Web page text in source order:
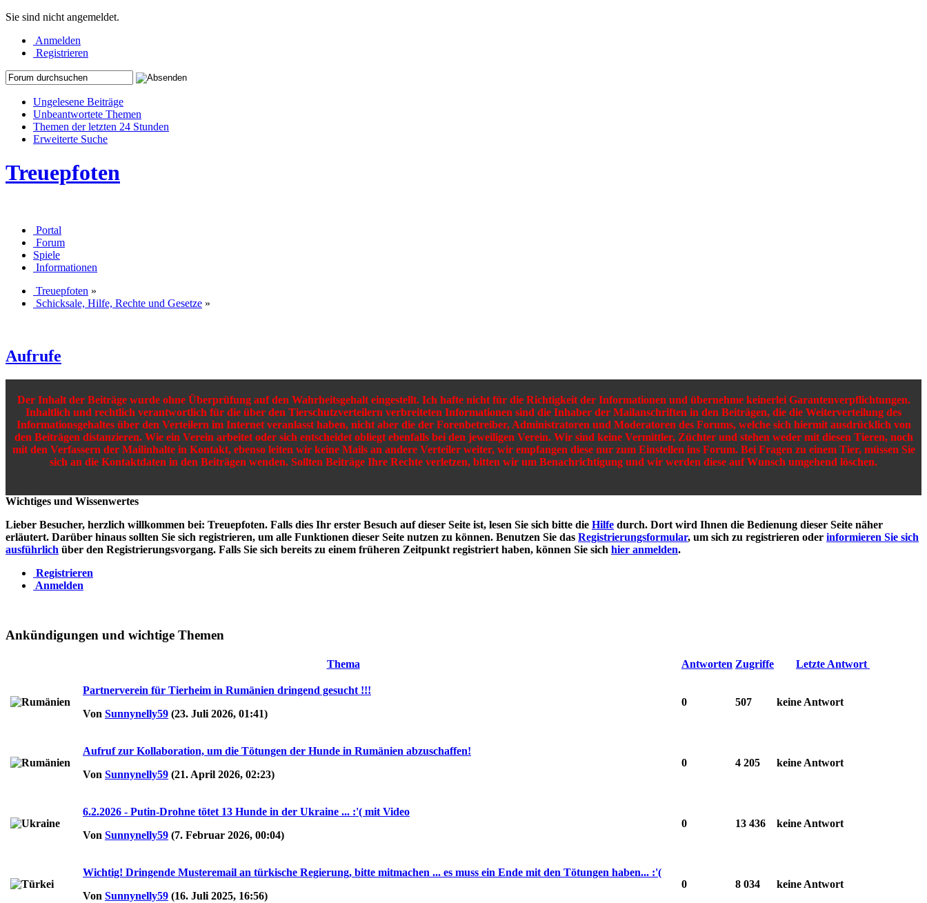
Sie sind nicht angemeldet.
Anmelden
Registrieren
Ungelesene Beiträge
Unbeantwortete Themen
Themen der letzten 24 Stunden
Erweiterte Suche
Treuepfoten
Portal
Forum
Spiele
Informationen
Treuepfoten »
Schicksale, Hilfe, Rechte und Gesetze »
Aufrufe
Der Inhalt der Beiträge wurde ohne Überprüfung auf den Wahrheitsgehalt eingestellt. Ich hafte nicht für die Richtigkeit der Informationen und übernehme keinerlei Garantenverpflichtungen.
Inhaltlich und rechtlich verantwortlich für die über den Tierschutzverteilern verbreiteten Informationen sind die Inhaber der Mailanschriften in den Beiträgen, die die Weiterverteilung des
Informationsgehaltes über den Verteilern im Internet veranlasst haben, nicht aber die der Forenbetreiber, Administratoren und Moderatoren des Forums, welche sich hiermit ausdrücklich von
den Beiträgen distanzieren. Wie ein Verein arbeitet oder sich entscheidet obliegt ebenfalls bei den jeweiligen Verein. Wir sind keine Vermittler, Züchter und stehen weder mit diesen Tieren, noch
mit den Verfassern der Mailinhalte in Kontakt, ebenso leiten wir keine Mails an andere Verteiler weiter, wir empfangen diese nur zum Einstellen ins Forum. Bei Fragen zu einem Tier, müssen Sie
sich an die Kontaktdaten in den Beiträgen wenden. Sollten Beiträge Ihre Rechte verletzen, bitten wir um Benachrichtigung und wir werden diese auf Wunsch umgehend löschen.
Wichtiges und Wissenwertes
Lieber Besucher, herzlich willkommen bei: Treuepfoten. Falls dies Ihr erster Besuch auf dieser Seite ist, lesen Sie sich bitte die Hilfe durch. Dort wird Ihnen die Bedienung dieser Seite näher
erläutert. Darüber hinaus sollten Sie sich registrieren, um alle Funktionen dieser Seite nutzen zu können. Benutzen Sie das Registrierungsformular, um sich zu registrieren oder informieren Sie sich
ausführlich über den Registrierungsvorgang. Falls Sie sich bereits zu einem früheren Zeitpunkt registriert haben, können Sie sich hier anmelden.
Registrieren
Anmelden
Ankündigungen und wichtige Themen
Thema Antworten Zugriffe Letzte Antwort
Partnerverein für Tierheim in Rumänien dringend gesucht !!!
Von Sunnynelly59 (23. Juli 2026, 01:41)
0 507 keine Antwort
Aufruf zur Kollaboration, um die Tötungen der Hunde in Rumänien abzuschaffen!
Von Sunnynelly59 (21. April 2026, 02:23)
0 4 205 keine Antwort
6.2.2026 - Putin-Drohne tötet 13 Hunde in der Ukraine ... :'( mit Video
Von Sunnynelly59 (7. Februar 2026, 00:04)
0 13 436 keine Antwort
Wichtig! Dringende Musteremail an türkische Regierung, bitte mitmachen ... es muss ein Ende mit den Tötungen haben... :'(
Von Sunnynelly59 (16. Juli 2025, 16:56)
0 8 034 keine Antwort